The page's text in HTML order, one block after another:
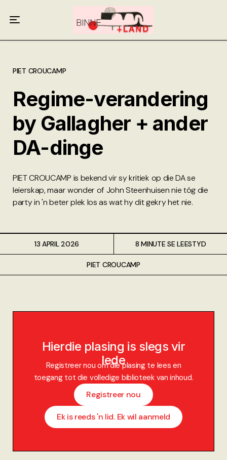
PIET CROUCAMP
Regime-verandering
by Gallagher + ander
DA-dinge
PIET CROUCAMP is bekend vir sy kritiek op die DA se
leierskap, maar wonder of John Steenhuisen nie tóg die
party in 'n beter plek los as wat hy dit gekry het nie.
13 APRIL 2026
PIET CROUCAMP
8 MINUTE SE LEESTYD
Hierdie plasing is slegs vir
lede
Registreer nou om die plasing te lees en
toegang tot die volledige biblioteek van inhoud.
Registreer nou
Ek is reeds 'n lid. Ek wil aanmeld
Meer oor ons
Anneliese Burgess
Ali van Wyk
Piet Croucamp
Willem Kempen
Gas + Poste
Kop + Knoper